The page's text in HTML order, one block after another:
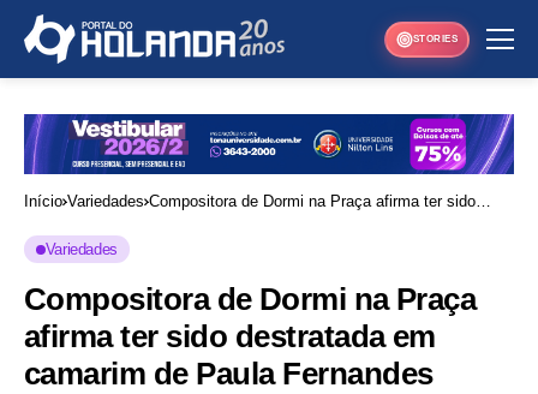
STORIES
Início Variedades Compositora de Dormi na Praça afirma ter sido
Variedades
Compositora de Dormi na Praça
afirma ter sido destratada em
camarim de Paula Fernandes